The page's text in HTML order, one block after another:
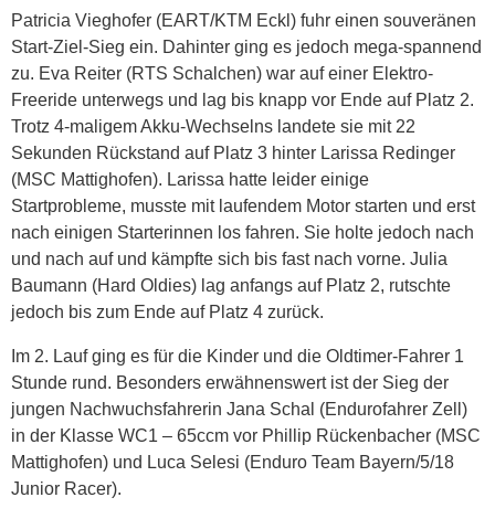
Patricia Vieghofer (EART/KTM Eckl) fuhr einen souveränen
Start-Ziel-Sieg ein. Dahinter ging es jedoch mega-spannend
zu. Eva Reiter (RTS Schalchen) war auf einer Elektro-
Freeride unterwegs und lag bis knapp vor Ende auf Platz 2.
Trotz 4-maligem Akku-Wechselns landete sie mit 22
Sekunden Rückstand auf Platz 3 hinter Larissa Redinger
(MSC Mattighofen). Larissa hatte leider einige
Startprobleme, musste mit laufendem Motor starten und erst
nach einigen Starterinnen los fahren. Sie holte jedoch nach
und nach auf und kämpfte sich bis fast nach vorne. Julia
Baumann (Hard Oldies) lag anfangs auf Platz 2, rutschte
jedoch bis zum Ende auf Platz 4 zurück.
Im 2. Lauf ging es für die Kinder und die Oldtimer-Fahrer 1
Stunde rund. Besonders erwähnenswert ist der Sieg der
jungen Nachwuchsfahrerin Jana Schal (Endurofahrer Zell)
in der Klasse WC1 – 65ccm vor Phillip Rückenbacher (MSC
Mattighofen) und Luca Selesi (Enduro Team Bayern/5/18
Junior Racer).